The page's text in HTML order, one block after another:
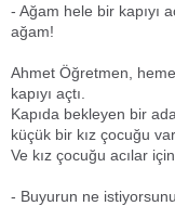
- Ağam hele bir kapıyı
ağam!
Ahmet Öğretmen,
kapıyı açtı.
Kapıda bekleyen bir
küçük bir kız çocuğu
Ve kız çocuğu acılar
- Buyurun ne